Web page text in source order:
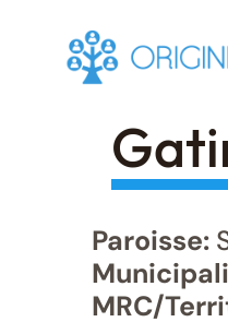
Paroisse:
MRC/